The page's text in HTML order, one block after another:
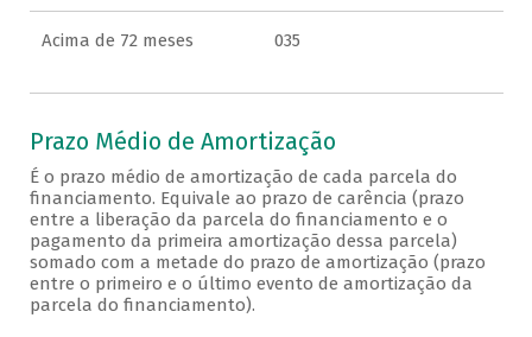
Acima de 72 meses 035
Prazo Médio de Amortização
É o prazo médio de amortização de cada parcela do
financiamento. Equivale ao prazo de carência (prazo
entre a liberação da parcela do financiamento e o
pagamento da primeira amortização dessa parcela)
somado com a metade do prazo de amortização (prazo
entre o primeiro e o último evento de amortização da
parcela do financiamento).